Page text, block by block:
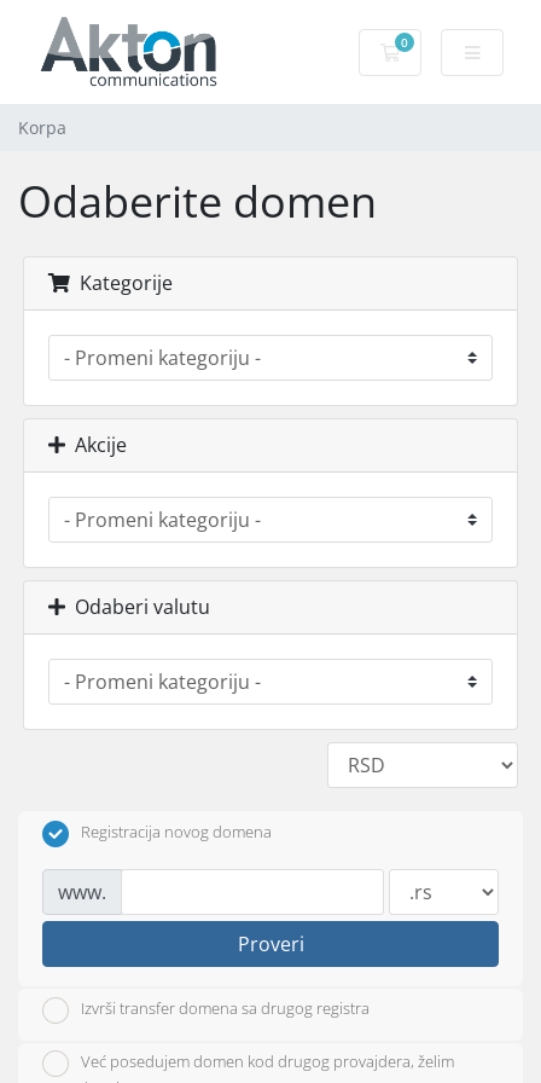
0
Korpa
Korpa
Odaberite domen
Kategorije
Akcije
Odaberi valutu
Registracija novog domena
www.
Proveri
Izvrši transfer domena sa drugog registra
Već posedujem domen kod drugog provajdera, želim